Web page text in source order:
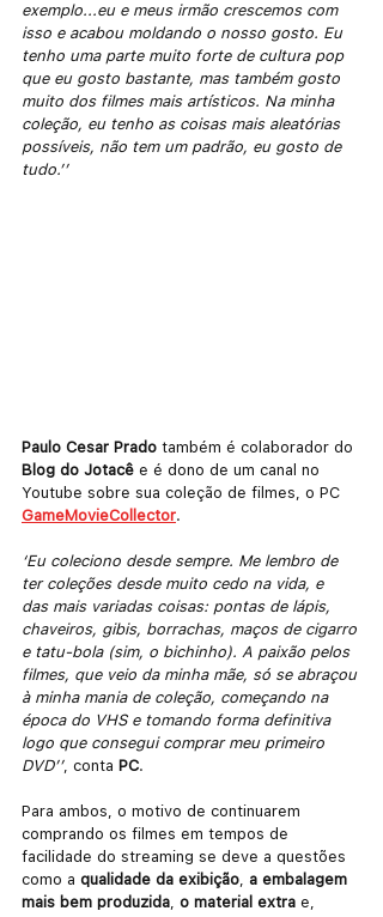
exemplo...eu e meus irmão crescemos com
isso e acabou moldando o nosso gosto. Eu
tenho uma parte muito forte de cultura pop
que eu gosto bastante, mas também gosto
muito dos filmes mais artísticos. Na minha
coleção, eu tenho as coisas mais aleatórias
possíveis, não tem um padrão, eu gosto de
tudo.’’
Paulo Cesar Prado também é colaborador do
Blog do Jotacê e é dono de um canal no
Youtube sobre sua coleção de filmes, o PC
GameMovieCollector.
‘Eu coleciono desde sempre. Me lembro de
ter coleções desde muito cedo na vida, e
das mais variadas coisas: pontas de lápis,
chaveiros, gibis, borrachas, maços de cigarro
e tatu-bola (sim, o bichinho). A paixão pelos
filmes, que veio da minha mãe, só se abraçou
à minha mania de coleção, começando na
época do VHS e tomando forma definitiva
logo que consegui comprar meu primeiro
DVD’’, conta PC.
Para ambos, o motivo de continuarem
comprando os filmes em tempos de
facilidade do streaming se deve a questões
como a qualidade da exibição, a embalagem
mais bem produzida, o material extra e,